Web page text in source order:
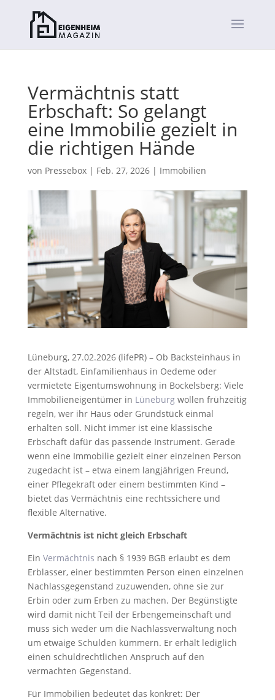
Vermächtnis statt
Erbschaft: So gelangt
eine Immobilie gezielt in
die richtigen Hände
von Pressebox| Feb. 27, 2026| Immobilien
Lüneburg, 27.02.2026 (lifePR) – Ob Backsteinhaus in
der Altstadt, Einfamilienhaus in Oedeme oder
vermietete Eigentumswohnung in Bockelsberg: Viele
Immobilieneigentümer in Lüneburgwollen frühzeitig
regeln, wer ihr Haus oder Grundstück einmal
erhalten soll. Nicht immer ist eine klassische
Erbschaft dafür das passende Instrument. Gerade
wenn eine Immobilie gezielt einer einzelnen Person
zugedacht ist – etwa einem langjährigen Freund,
einer Pflegekraft oder einem bestimmten Kind –
bietet das Vermächtnis eine rechtssichere und
flexible Alternative.
Vermächtnis ist nicht gleich Erbschaft
Ein Vermächtnis nach § 1939 BGB erlaubt es dem
Erblasser, einer bestimmten Person einen einzelnen
Nachlassgegenstand zuzuwenden, ohne sie zur
Erbin oder zum Erben zu machen. Der Begünstigte
wird damit nicht Teil der Erbengemeinschaft und
muss sich weder um die Nachlassverwaltung noch
um etwaige Schulden kümmern. Er erhält lediglich
einen schuldrechtlichen Anspruch auf den
vermachten Gegenstand.
Für Immobilien bedeutet das konkret: Der